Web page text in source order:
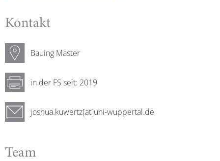
Kontakt
Bauing Master
in der FS seit: 2019
joshua.kuwertz[at]uni-wuppertal.de
Team